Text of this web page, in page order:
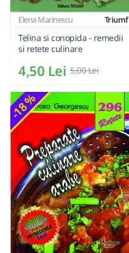
Elena Marinescu Triumf
Telina si conopida - remedii
si retete culinare
4,50 Lei 5,00 Lei
-18 %